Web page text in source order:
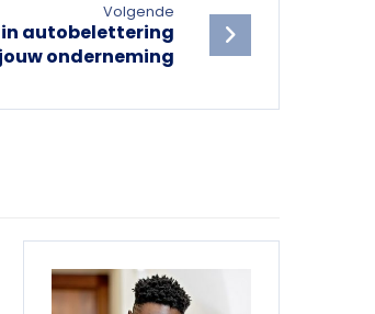
Volgende
autobelettering
onderneming